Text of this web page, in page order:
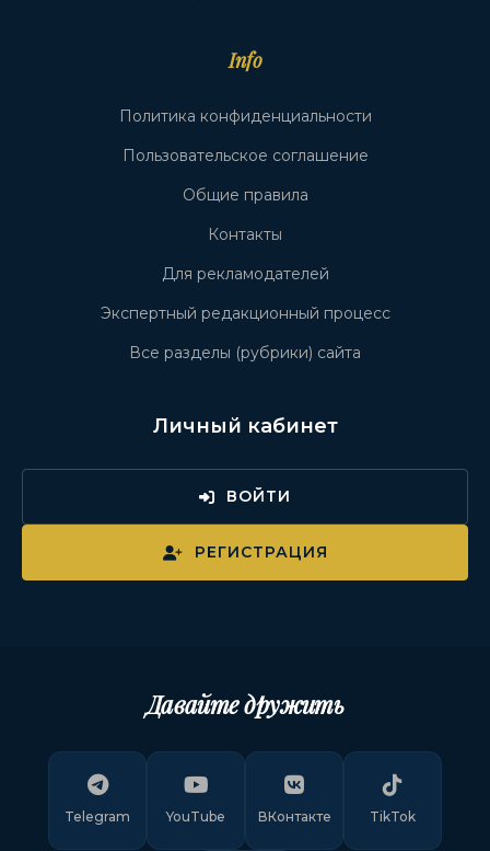
Info
Политика конфиденциальности
Пользовательское соглашение
Общие правила
Контакты
Для рекламодателей
Экспертный редакционный процесс
Все разделы (рубрики) сайта
Личный кабинет
ВОЙТИ
РЕГИСТРАЦИЯ
Давайте дружить
Telegram YouTube ВКонтакте TikTok